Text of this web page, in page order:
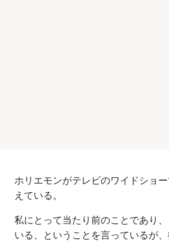
ホリエモンがテレビのワイドショ
えている。
私にとって当たり前のことであり
いる、ということを言っているが